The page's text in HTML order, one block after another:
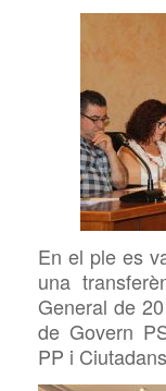
En el ple es
una
General de
de Govern
PP i